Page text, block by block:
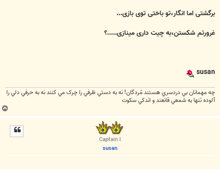
برگشتی اما انگار،تو باختی توی بازی...
غرورتم شکستن،به چیت داری مینازی.....؟
susan
چه مهمانان بي دردسري هستند مُردگان! نه به دستي ظرفي را چرک مي کنند نه به حرفي دلي را
آلوده تنها به شمعي قانعند و اندکي سکوت
ب
ا
Captain I
susan